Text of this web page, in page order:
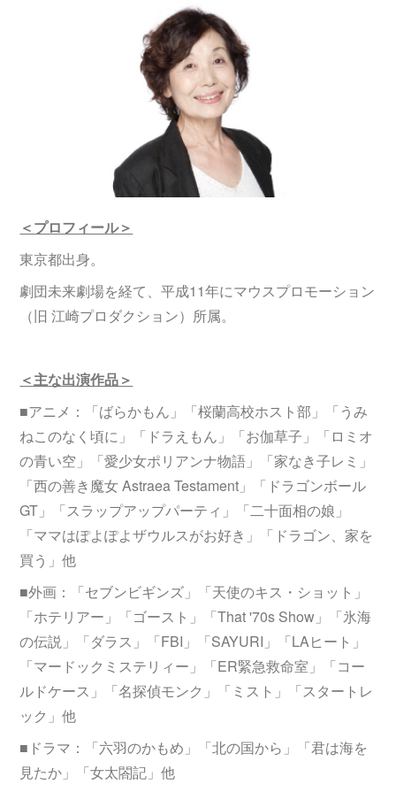
＜プロフィール＞
東京都出身。
劇団未来劇場を経て、平成11年にマウスプロモーション
（旧 江崎プロダクション）所属。
＜主な出演作品＞
■アニメ：「ばらかもん」「桜蘭高校ホスト部」「うみ
ねこのなく頃に」「ドラえもん」「お伽草子」「ロミオ
の青い空」「愛少女ポリアンナ物語」「家なき子レミ」
「西の善き魔女 Astraea Testament」「ドラゴンボール
GT」「スラップアップパーティ」「二十面相の娘」
「ママはぽよぽよザウルスがお好き」「ドラゴン、家を
買う」他
■外画：「セブンビギンズ」「天使のキス・ショット」
「ホテリアー」「ゴースト」「That '70s Show」「氷海
の伝説」「ダラス」「FBI」「SAYURI」「LAヒート」
「マードックミステリィー」「ER緊急救命室」「コー
ルドケース」「名探偵モンク」「ミスト」「スタートレ
ック」他
■ドラマ：「六羽のかもめ」「北の国から」「君は海を
見たか」「女太閤記」他